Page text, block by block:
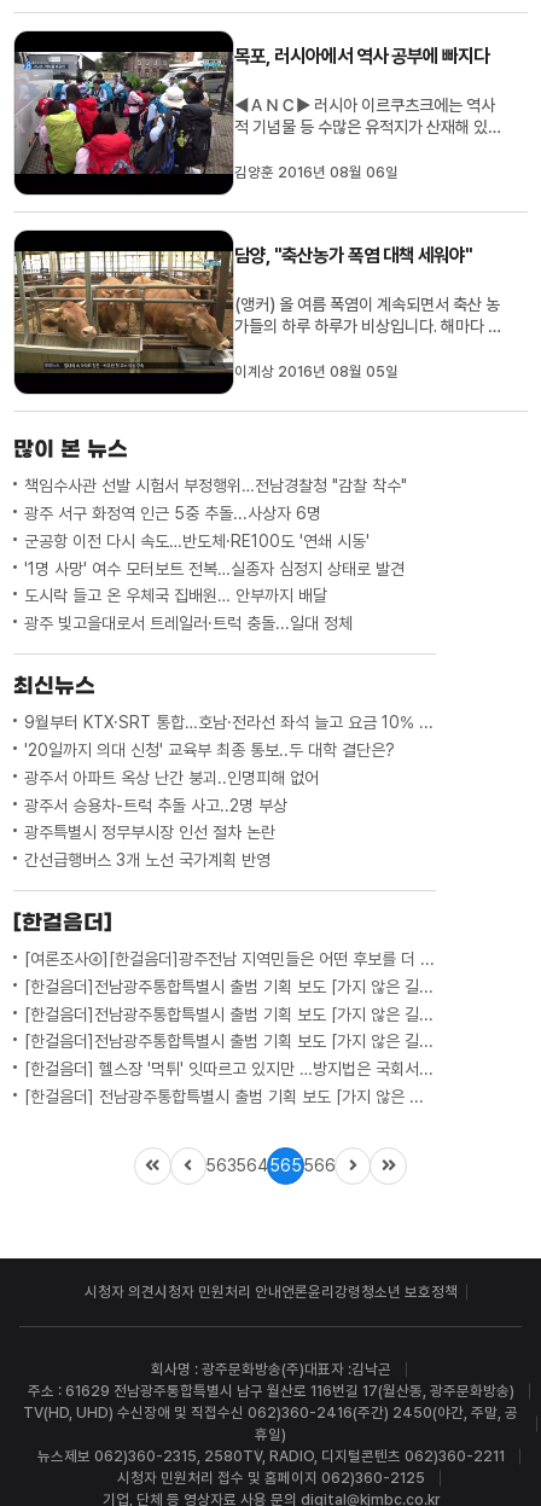
고 있습니다. 보도에 문형철 기자입니다. ◀
게 육지에 도착합니다. 배 위에...
목포, 러시아에서 역사 공부에 빠지다
◀ＡＮＣ▶ 러시아 이르쿠츠크에는 역사
적 기념물 등 수많은 유적지가 산재해 있습
은 러시아 유적지를 둘러보며 현장에서 생
자가 취재했습니다. ◀ＥＮＤ▶ 러시아 이
양식의 성당들이 자리잡고 있습니...
김양훈 2016년 08월 06일
담양, "축산농가 폭염 대책 세워야"
(앵커) 올 여름 폭염이 계속되면서 축산 농
가들의 하루 하루가 비상입니다. 해마다 여
이어서 체계적인 대책 마련이 절실하다는
앞둔 토종오리들이 현대식 축사에서 활발
이계상 2016년 08월 05일
많이 본 뉴스
책임수사관 선발 시험서 부정행위…전남경찰청 "감찰 착수"
광주 서구 화정역 인근 5중 추돌...사상자 6명
군공항 이전 다시 속도…반도체·RE100도 '연쇄 시동'
'1명 사망' 여수 모터보트 전복…실종자 심정지 상태로 발견
도시락 들고 온 우체국 집배원… 안부까지 배달
광주 빛고을대로서 트레일러·트럭 충돌...일대 정체
최신뉴스
9월부터 KTX·SRT 통합…호남·전라선 좌석 늘고 요금 10% 인하
'20일까지 의대 신청' 교육부 최종 통보..두 대학 결단은?
광주서 아파트 옥상 난간 붕괴..인명피해 없어
광주서 승용차-트럭 추돌 사고..2명 부상
광주특별시 정무부시장 인선 절차 논란
간선급행버스 3개 노선 국가계획 반영
[한걸음더]
[여론조사④][한걸음더]광주전남 지역민들은 어떤 후보를 더 선호할까.. 변수는?
[한걸음더]전남광주통합특별시 출범 기획 보도 [가지 않은 길] 5편 프랑스 헌법에 새긴 '지방 분권'..전남광주 통합 성공 조건은?
[한걸음더]전남광주통합특별시 출범 기획 보도 [가지 않은 길] 4편 프랑스 지역 통합 10년 성적표
[한걸음더]전남광주통합특별시 출범 기획 보도 [가지 않은 길] 3편 프랑스 통합 10년 지났지만..."우린 여전히 알자스인"
[한걸음더] 헬스장 '먹튀' 잇따르고 있지만 …방지법은 국회서 낮잠
[한걸음더] 전남광주통합특별시 출범 기획 보도 [가지 않은 길] 2편 지방이 주도한 투자..'유럽 상위 5개 지역' 도약 비결은?
563564565566
시청자 의견시청자 민원처리 안내언론윤리강령 청소년 보호정책
회사명 : 광주문화방송(주)대표자 :김낙곤
주소 : 61629 전남광주통합특별시 남구 월산로 116번길 17(월산동, 광주문화방송)
TV(HD, UHD) 수신장애 및 직접수신 062)360-2416(주간) 2450(야간, 주말, 공
휴일)
뉴스제보 062)360-2315, 2580TV, RADIO, 디지털콘텐츠 062)360-2211
시청자 민원처리 접수 및 홈페이지 062)360-2125
기업, 단체 등 영상자료 사용 문의 digital@kjmbc.co.kr